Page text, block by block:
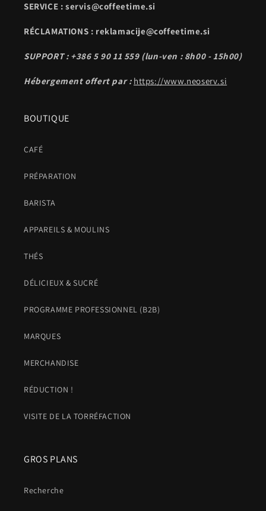
SERVICE : servis@coffeetime.si
RÉCLAMATIONS : reklamacije@coffeetime.si
SUPPORT : +386 5 90 11 559 (lun-ven : 8h00 - 15h00)
Hébergement offert par : https://www.neoserv.si
BOUTIQUE
CAFÉ
PRÉPARATION
BARISTA
APPAREILS & MOULINS
THÉS
DÉLICIEUX & SUCRÉ
PROGRAMME PROFESSIONNEL (B2B)
MARQUES
MERCHANDISE
RÉDUCTION !
VISITE DE LA TORRÉFACTION
GROS PLANS
Recherche